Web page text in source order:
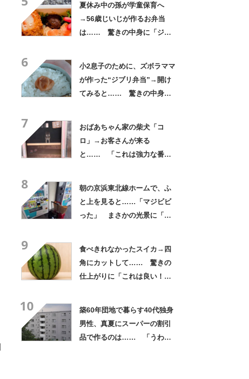
夏休み中の孫が学童保育へ
→56歳じいじが作るお弁当
は…… 驚きの中身に「ジイ
6
小2息子のために、ズボラママ
が作った“ジブリ弁当”→開け
てみると…… 驚きの中身に
7
おばあちゃん家の柴犬「コ
ロ」→お客さんが来る
と…… 「これは強力な番犬
8
朝の京浜東北線ホームで、ふ
と上を見ると……「マジビビ
った」 まさかの光景に「こ
9
食べきれなかったスイカ→四
角にカットして…… 驚きの
仕上がりに「これは良い！」
10
築60年団地で暮らす40代独身
男性、真夏にスーパーの割引
品で作るのは…… 「うわ